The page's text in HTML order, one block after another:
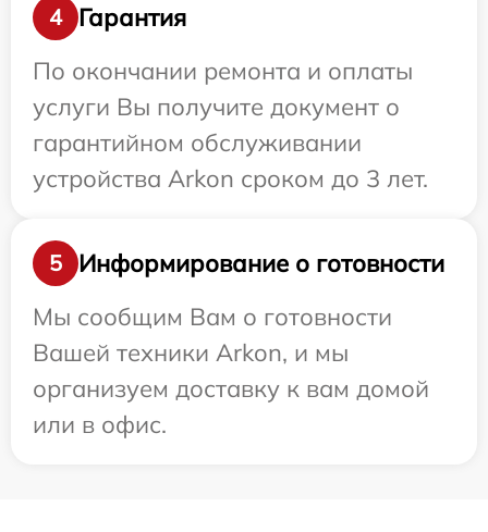
4
Гарантия
По окончании ремонта и оплаты
услуги Вы получите документ о
гарантийном обслуживании
устройства Arkon сроком до 3 лет.
5
Информирование о готовности
Мы сообщим Вам о готовности
Вашей техники Arkon, и мы
организуем доставку к вам домой
или в офис.